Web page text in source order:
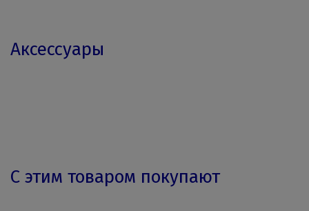
Аксессуары
С этим товаром покупают